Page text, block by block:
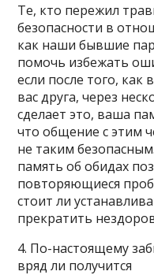
Те, кто пережил
безопасности в
как наши бывшие
помочь избежать
если после того,
вас друга, через
сделает это, ваша
что общение с этим
не таким
память об обидах
повторяющиеся
стоит ли
прекратить
4. По-настоящему
вряд ли получится